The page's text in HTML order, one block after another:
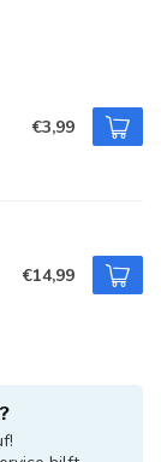
€3,99
€14,99